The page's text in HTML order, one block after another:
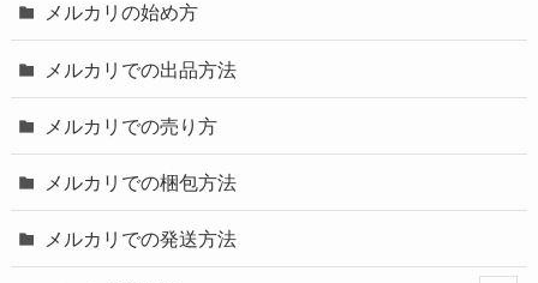
メルカリの始め方
メルカリでの出品方法
メルカリでの売り方
メルカリでの梱包方法
メルカリでの発送方法